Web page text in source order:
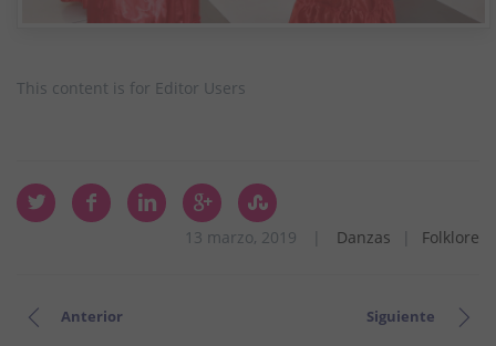
This content is for Editor Users
13 marzo, 2019 Danzas Folklore
Anterior Siguiente